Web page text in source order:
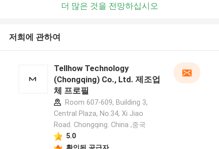
더 많은 것을 전망하십시오
저희에 관하여
Tellhow Technology
(Chongqing) Co., Ltd. 제조업
체 프로필
Room 607-609, Building 3,
Central Plaza, No.34, Xi Jiao
Road. Chongqing. China ,중국
5.0